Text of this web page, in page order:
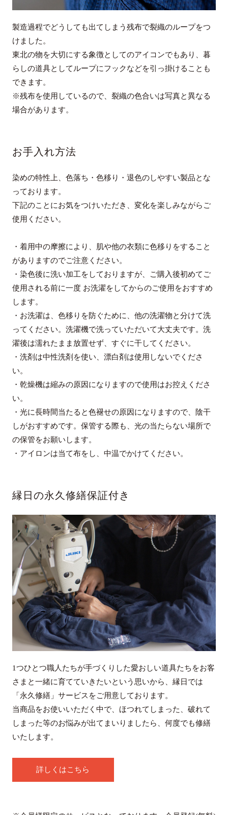
製造過程でどうしても出てしまう残布で裂織のループをつ
けました。
東北の物を大切にする象徴としてのアイコンでもあり、暮
らしの道具としてループにフックなどを引っ掛けることも
できます。
※残布を使用しているので、裂織の色合いは写真と異なる
場合があります。
お手入れ方法
染めの特性上、色落ち・色移り・退色のしやすい製品とな
っております。
下記のことにお気をつけいただき、変化を楽しみながらご
使用ください。
・着用中の摩擦により、肌や他の衣類に色移りをすること
がありますのでご注意ください。
・染色後に洗い加工をしておりますが、ご購入後初めてご
使用される前に一度 お洗濯をしてからのご使用をおすすめ
します。
・お洗濯は、色移りを防ぐために、他の洗濯物と分けて洗
ってください。洗濯機で洗っていただいて大丈夫です。洗
濯後は濡れたまま放置せず、すぐに干してください。
・洗剤は中性洗剤を使い、漂白剤は使用しないでくださ
い。
・乾燥機は縮みの原因になりますので使用はお控えくださ
い。
・光に長時間当たると色褪せの原因になりますので、陰干
しがおすすめです。保管する際も、光の当たらない場所で
の保管をお願いします。
・アイロンは当て布をし、中温でかけてください。
縁日の永久修繕保証付き
1つひとつ職人たちが手づくりした愛おしい道具たちをお客
さまと一緒に育てていきたいという思いから、縁日では
「永久修繕」サービスをご用意しております。
当商品をお使いいただく中で、ほつれてしまった、破れて
しまった等のお悩みが出てまいりましたら、何度でも修繕
いたします。
詳しくはこちら